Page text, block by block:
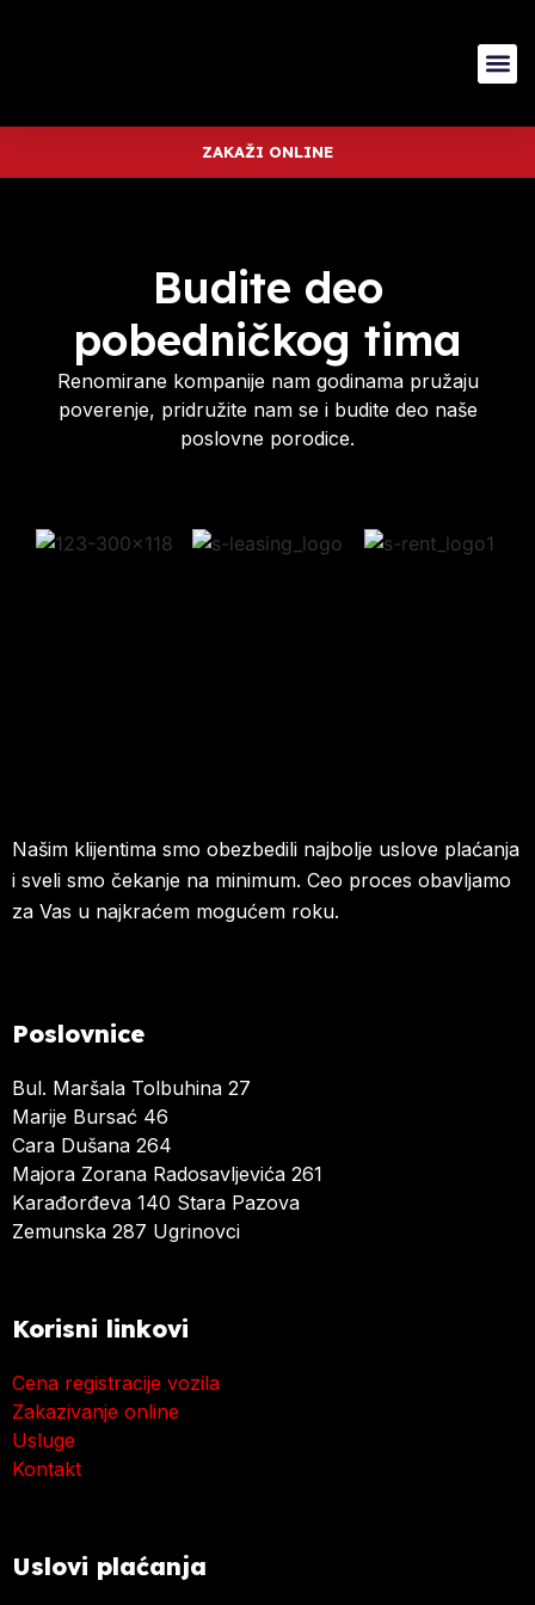
ZAKAŽI ONLINE
Budite deo
pobedničkog tima
Renomirane kompanije nam godinama pružaju
poverenje, pridružite nam se i budite deo naše
poslovne porodice.
Našim klijentima smo obezbedili najbolje uslove plaćanja
i sveli smo čekanje na minimum. Ceo proces obavljamo
za Vas u najkraćem mogućem roku.
Poslovnice
Bul. Maršala Tolbuhina 27
Marije Bursać 46
Cara Dušana 264
Majora Zorana Radosavljevića 261
Karađorđeva 140 Stara Pazova
Zemunska 287 Ugrinovci
Korisni linkovi
Cena registracije vozila
Zakazivanje online
Usluge
Kontakt
Uslovi plaćanja